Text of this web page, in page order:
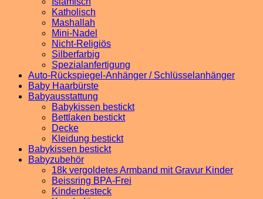
Katholisch
Mashallah
Mini-Nadel
Nicht-Religiös
Silberfarbig
Spezialanfertigung
Auto-Rückspiegel-Anhänger / Schlüsselanhänger
Baby Haarbürste
Babyausstattung
Babykissen bestickt
Bettlaken bestickt
Decke
Kleidung bestickt
Babykissen bestickt
Babyzubehör
18k vergoldetes Armband mit Gravur Kinder
Beissring BPA-Frei
Kinderbesteck